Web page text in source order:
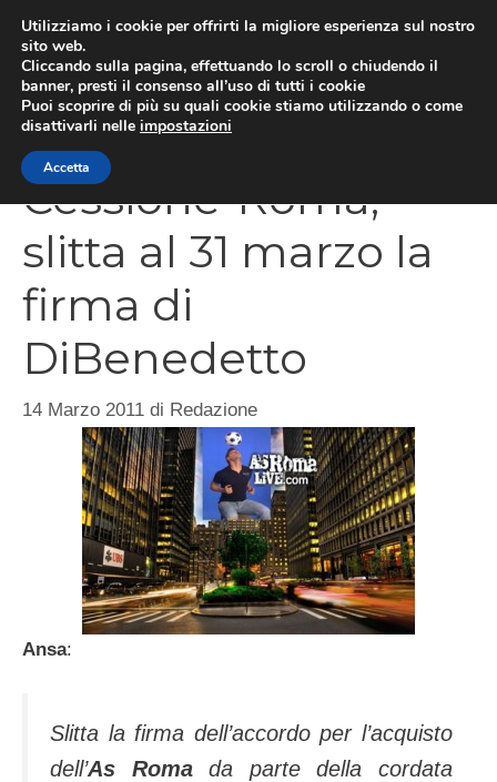
contenuto
Cessione-Roma,
slitta al 31 marzo la
firma di
DiBenedetto
14 Marzo 2011 di Redazione
Ansa:
Slitta la firma dell’accordo per l’acquisto
dell’As Romada parte della cordata
Utilizziamo i cookie per offrirti la migliore esperienza sul nostro
sito web.
Cliccando sulla pagina, effettuando lo scroll o chiudendo il
banner, presti il consenso all’uso di tutti i cookie
Puoi scoprire di più su quali cookie stiamo utilizzando o come
disattivarli nelle impostazioni
Accetta